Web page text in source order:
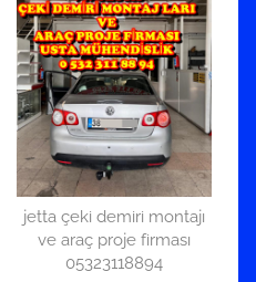
jetta çeki demiri montajı
ve araç proje firması
05323118894